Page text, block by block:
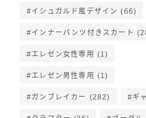
イシュガルド風デザイン (66)
インナーパンツ付きスカート
エレゼン女性専用 (1)
エレゼン男性専用 (1)
ガンブレイカー (282) ギ